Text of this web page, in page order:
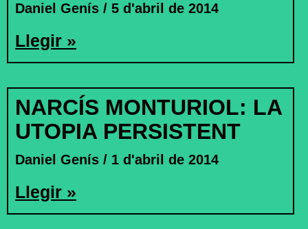
Daniel Genís 5 d'abril de 2014
Llegir »
NARCÍS MONTURIOL: LA
UTOPIA PERSISTENT
Daniel Genís 1 d'abril de 2014
Llegir »